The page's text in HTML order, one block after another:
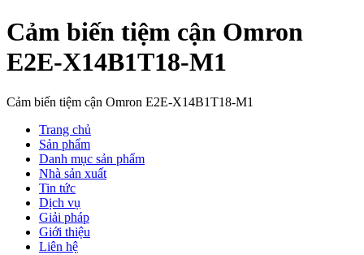
Cảm biến tiệm cận Omron
E2E-X14B1T18-M1
Cảm biến tiệm cận Omron E2E-X14B1T18-M1
Trang chủ
Sản phẩm
Danh mục sản phẩm
Nhà sản xuất
Tin tức
Dịch vụ
Giải pháp
Giới thiệu
Liên hệ